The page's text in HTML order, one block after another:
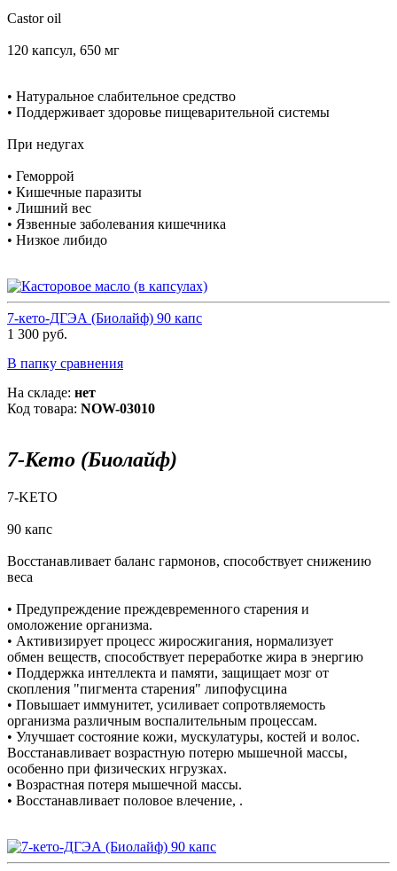
Castor oil
120 капсул, 650 мг
• Натуральное слабительное средство
• Поддерживает здоровье пищеварительной системы
При недугах
• Геморрой
• Кишечные паразиты
• Лишний вес
• Язвенные заболевания кишечника
• Низкое либидо
7-кето-ДГЭА (Биолайф) 90 капс
1 300 руб.
В папку сравнения
На складе: нет
Код товара: NOW-03010
7-Кето (Биолайф)
7-KETO
90 капс
Восстанавливает баланс гармонов, способствует снижению
веса
• Предупреждение преждевременного старения и
омоложение организма.
• Активизирует процесс жиросжигания, нормализует
обмен веществ, способствует переработке жира в энергию
• Поддержка интеллекта и памяти, защищает мозг от
скопления "пигмента старения" липофусцина
• Повышает иммунитет, усиливает сопротвляемость
организма различным воспалительным процессам.
• Улучшает состояние кожи, мускулатуры, костей и волос.
Восстанавливает возрастную потерю мышечной массы,
особенно при физических нгрузках.
• Возрастная потеря мышечной массы.
• Восстанавливает половое влечение, .